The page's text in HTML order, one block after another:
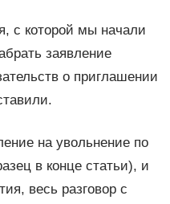
с которой мы начали
заявление
о приглашении
на увольнение по
в конце статьи), и
весь разговор с